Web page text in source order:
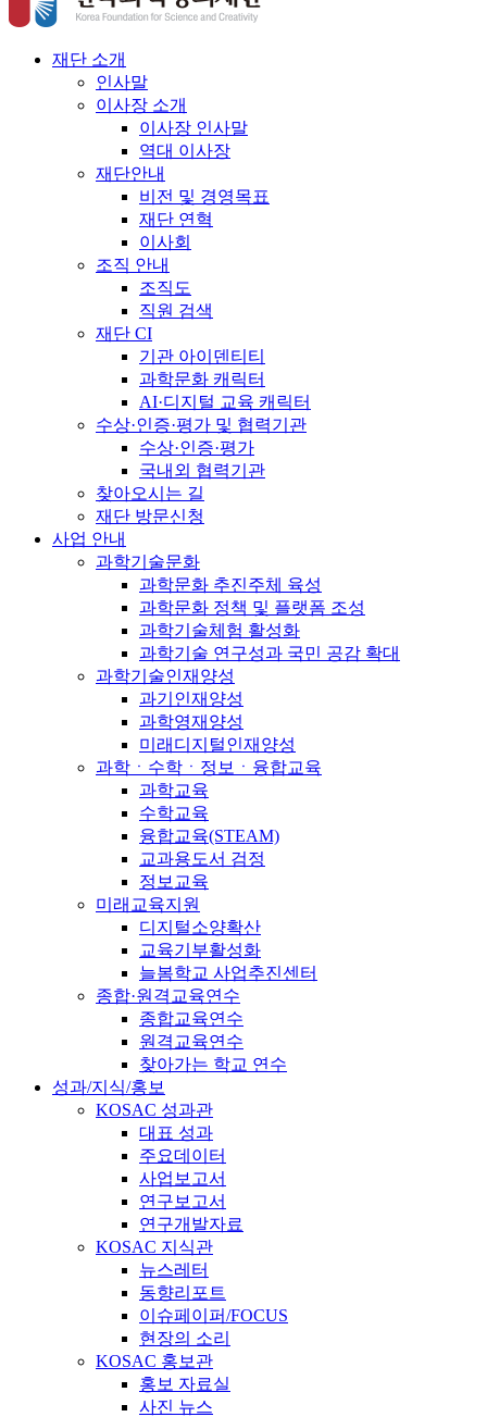
재단 소개
인사말
이사장 소개
이사장 인사말
역대 이사장
재단안내
비전 및 경영목표
재단 연혁
이사회
조직 안내
조직도
직원 검색
재단 CI
기관 아이덴티티
과학문화 캐릭터
AI·디지털 교육 캐릭터
수상·인증·평가 및 협력기관
수상·인증·평가
국내외 협력기관
찾아오시는 길
재단 방문신청
사업 안내
과학기술문화
과학문화 추진주체 육성
과학문화 정책 및 플랫폼 조성
과학기술체험 활성화
과학기술 연구성과 국민 공감 확대
과학기술인재양성
과기인재양성
과학영재양성
미래디지털인재양성
과학ㆍ수학ㆍ정보ㆍ융합교육
과학교육
수학교육
융합교육(STEAM)
교과용도서 검정
정보교육
미래교육지원
디지털소양확산
교육기부활성화
늘봄학교 사업추진센터
종합·원격교육연수
종합교육연수
원격교육연수
찾아가는 학교 연수
성과/지식/홍보
KOSAC 성과관
대표 성과
주요데이터
사업보고서
연구보고서
연구개발자료
KOSAC 지식관
뉴스레터
동향리포트
이슈페이퍼/FOCUS
현장의 소리
KOSAC 홍보관
홍보 자료실
사진 뉴스